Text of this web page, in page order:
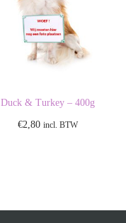
Duck & Turkey – 400g
€2,80 incl. BTW